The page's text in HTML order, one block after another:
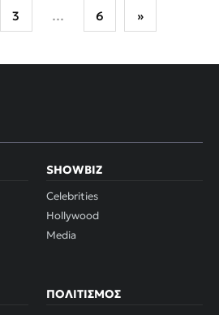
3 … 6 »
SHOWBIZ
Celebrities
Hollywood
Media
ΠΟΛΙΤΙΣΜΌΣ